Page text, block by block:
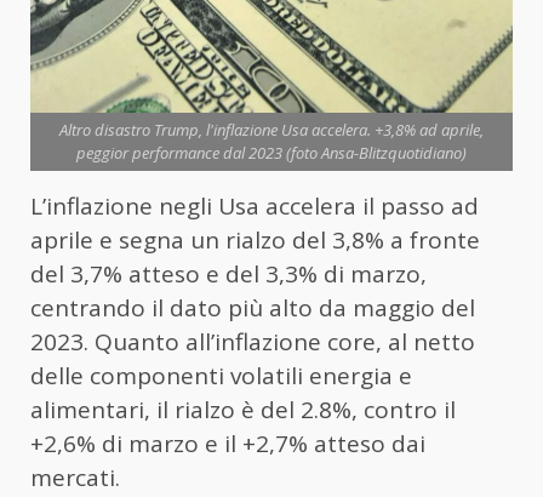
Altro disastro Trump, l'inflazione Usa accelera. +3,8% ad aprile,
peggior performance dal 2023 (foto Ansa-Blitzquotidiano)
L’inflazione negli Usa accelera il passo ad
aprile e segna un rialzo del 3,8% a fronte
del 3,7% atteso e del 3,3% di marzo,
centrando il dato più alto da maggio del
2023. Quanto all’inflazione core, al netto
delle componenti volatili energia e
alimentari, il rialzo è del 2.8%, contro il
+2,6% di marzo e il +2,7% atteso dai
mercati.